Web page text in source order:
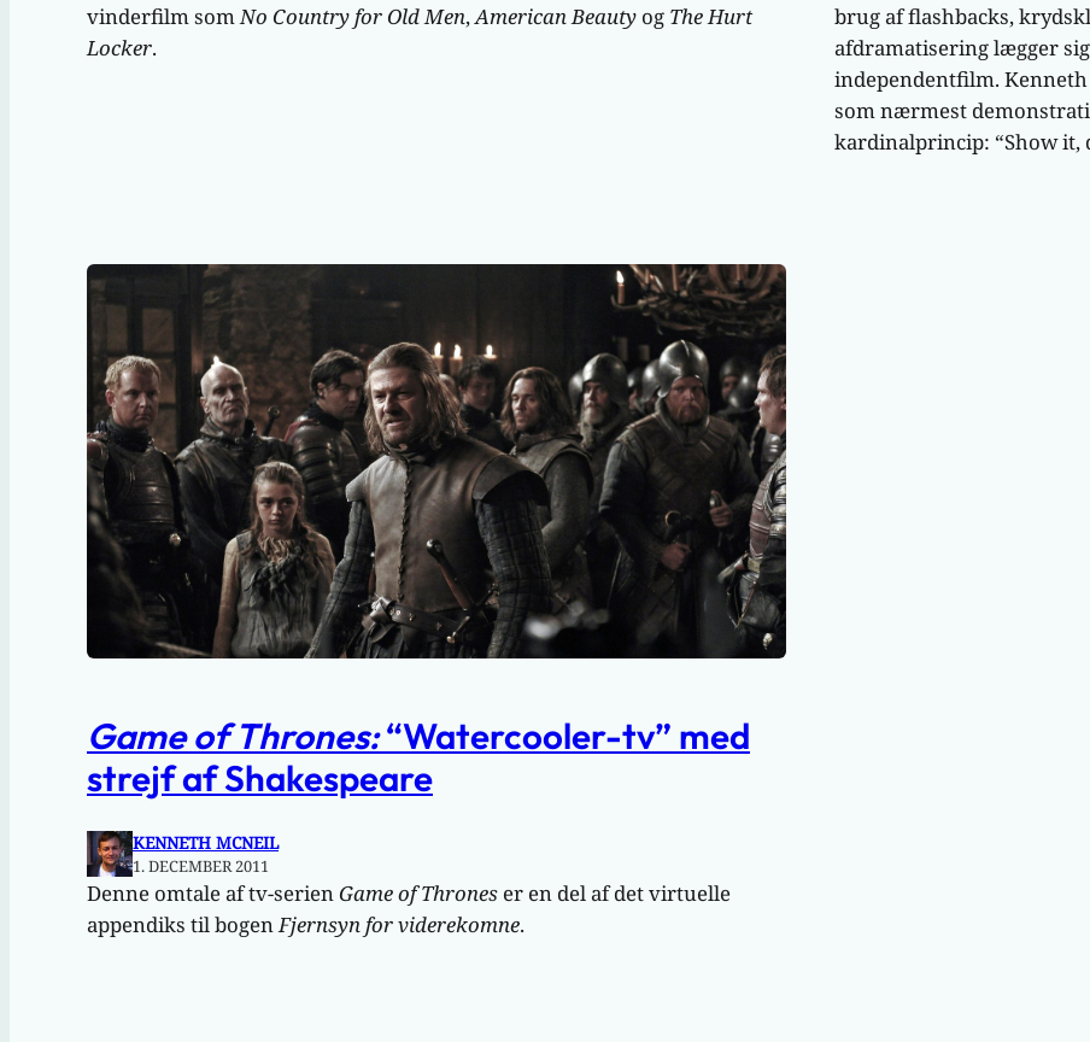
vinderfilm somNo Country for Old Men,American Beauty og The Hurt
Locker.
brug af flashbacks,
afdramatisering lægger
independentfilm.
som nærmest
kardinalprincip: “Show it,
Game of Thrones:“Watercooler-tv” med
strejf af Shakespeare
KENNETH MCNEIL
1. DECEMBER 2011
Denne omtale af tv-serienGame of Thrones er en del af det virtuelle
appendiks til bogenFjernsyn for viderekomne.